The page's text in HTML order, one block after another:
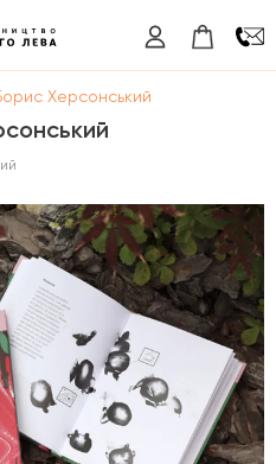
Херсонський